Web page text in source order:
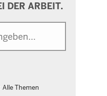
DER ARBEIT.
Alle Themen